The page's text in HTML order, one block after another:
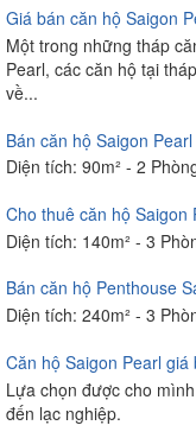
Giá bán căn hộ Saigon
Một trong những tháp
Pearl, các căn hộ tại
về...
Bán căn hộ Saigon
Diện tích: 90m² - 2
Cho thuê căn hộ Saigon
Diện tích: 140m² - 3
Bán căn hộ Penthouse
Diện tích: 240m² - 3
Căn hộ Saigon Pearl giá
Lựa chọn được cho
đến lạc nghiệp.